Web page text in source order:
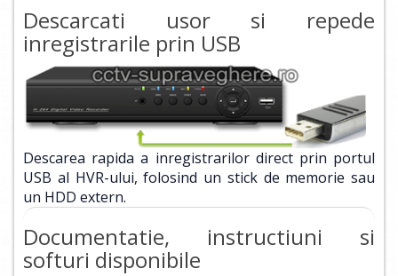
Descarcati usor si repede
inregistrarile prin USB
Descarea rapida a inregistrarilor direct prin portul
USB al HVR-ului, folosind un stick de memorie sau
un HDD extern.
Documentatie, instructiuni si
softuri disponibile